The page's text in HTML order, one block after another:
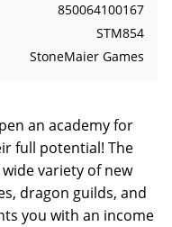
850064100167
STM854
StoneMaier Games
an academy for
full potential! The
variety of new
dragon guilds, and
you with an income